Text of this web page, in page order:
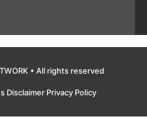
• All rights reserved
Disclaimer Privacy Policy